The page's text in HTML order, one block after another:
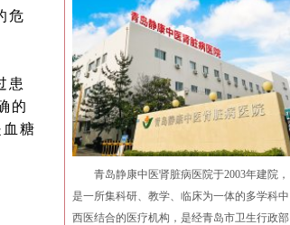
危
患
的
糖
青岛静康中医肾脏病医院于2003年建院，
是一所集科研、教学、临床为一体的多学科中
西医结合的医疗机构，是经青岛市卫生行政部